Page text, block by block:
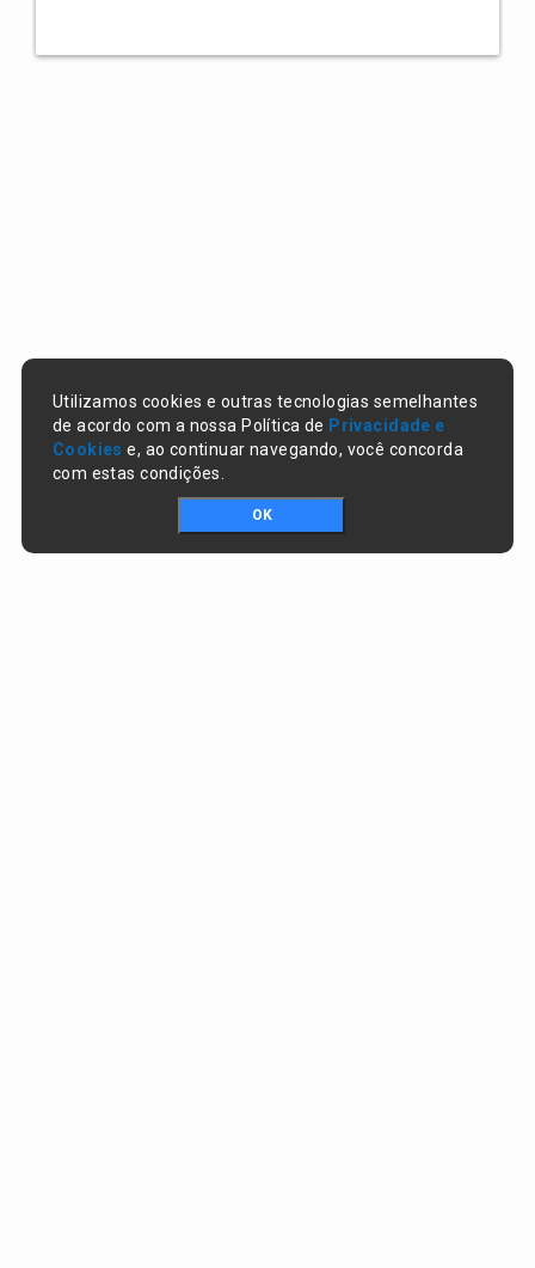
Utilizamos cookies e outras tecnologias semelhantes
de acordo com a nossa Política de Privacidade e
Cookies e, ao continuar navegando, você concorda
com estas condições.
OK